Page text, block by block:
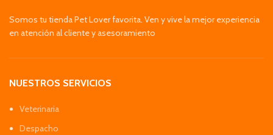
Somos tu tienda Pet Lover favorita. Ven y vive la mejor experiencia
en atención al cliente y asesoramiento
NUESTROS SERVICIOS
Veterinaria
Despacho